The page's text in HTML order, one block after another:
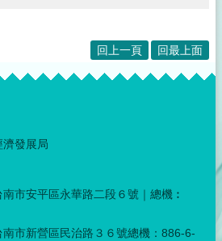
回上一頁 回最上面
發展局
市安平區永華路二段６號｜總機︰
市新營區民治路３６號總機：886-6-